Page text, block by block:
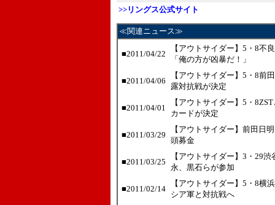
>>リングス公式サイト
≪関連ニュース≫
■2011/04/22
【アウトサイダー】5・8不
「俺の方が凶暴だ！」
■2011/04/06
【アウトサイダー】5・8前
露対抗戦が決定
■2011/04/01
【アウトサイダー】5・
カードが決定
■2011/03/29
【アウトサイダー】前田日
頭募金
■2011/03/25
【アウトサイダー】3・29
永、黒石らが参加
■2011/02/14
【アウトサイダー】5・8横
シア軍と対抗戦へ